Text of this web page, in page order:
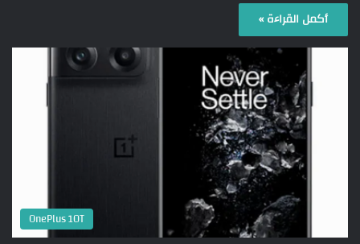
أكمل القراءة »
OnePlus 10T